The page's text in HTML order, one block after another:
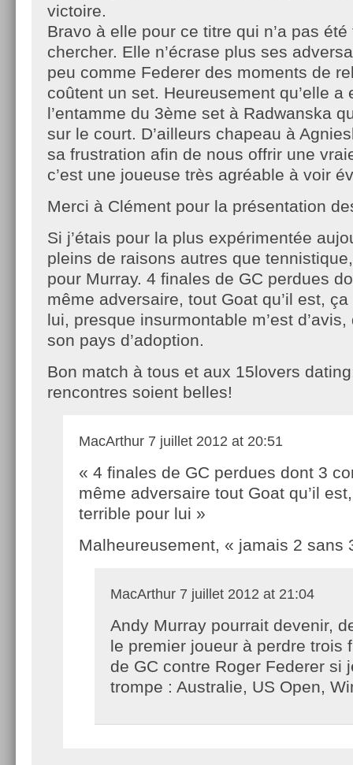
victoire.
Bravo à elle pour ce titre qui n’a pas
chercher. Elle n’écrase plus ses
peu comme Federer des moments de
coûtent un set. Heureusement qu’elle a
l’entamme du 3ème set à Radwanska
sur le court. D’ailleurs chapeau à
sa frustration afin de nous offrir une
c’est une joueuse très agréable à voir
Merci à Clément pour la présentation
Si j’étais pour la plus expérimentée
pleins de raisons autres que
pour Murray. 4 finales de GC perdues
même adversaire, tout Goat qu’il est,
lui, presque insurmontable m’est
son pays d’adoption.
Bon match à tous et aux 15lovers
rencontres soient belles!
MacArthur 7 juillet 2012 at 20:51
« 4 finales de GC perdues dont 3
même adversaire tout Goat qu’il
terrible pour lui »
Malheureusement, « jamais 2 sans
MacArthur 7 juillet 2012 at 21:04
Andy Murray pourrait devenir,
le premier joueur à perdre trois
de GC contre Roger Federer si
trompe : Australie, US Open,